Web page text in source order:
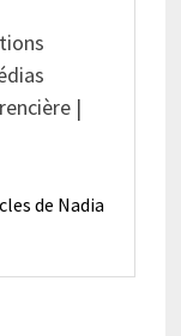
|
de Nadia